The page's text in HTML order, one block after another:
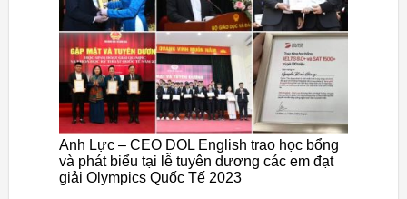
Anh Lực – CEO DOL English trao học bổng
và phát biểu tại lễ tuyên dương các em đạt
giải Olympics Quốc Tế 2023